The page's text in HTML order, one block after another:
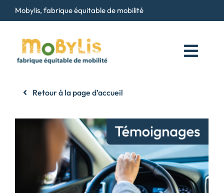
Passer
au
Mobylis, fabrique équitable de mobilité
Maison du Vélo
Retour à la page d’accueil